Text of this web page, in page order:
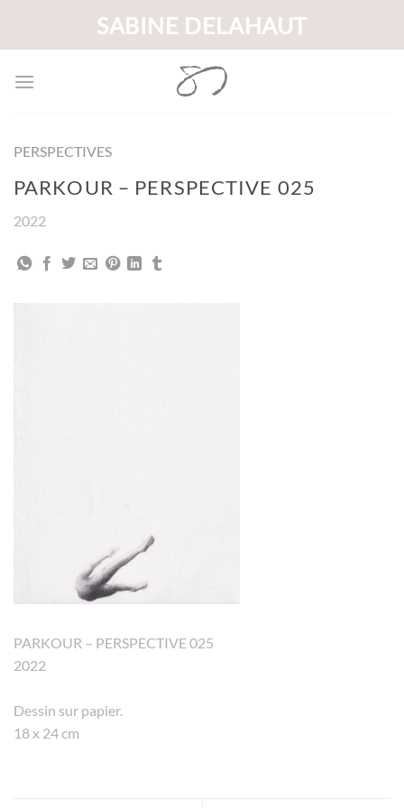
contenu
SABINE DELAHAUT
PERSPECTIVES
PARKOUR – PERSPECTIVE 025
2022
PARKOUR – PERSPECTIVE 025
2022
Dessin sur papier.
18 x 24 cm